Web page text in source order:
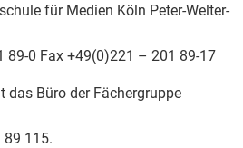
für Medien Köln Peter-Welter-
89-0 Fax +49(0)221 – 201 89-17
das Büro der Fächergruppe
89 115.